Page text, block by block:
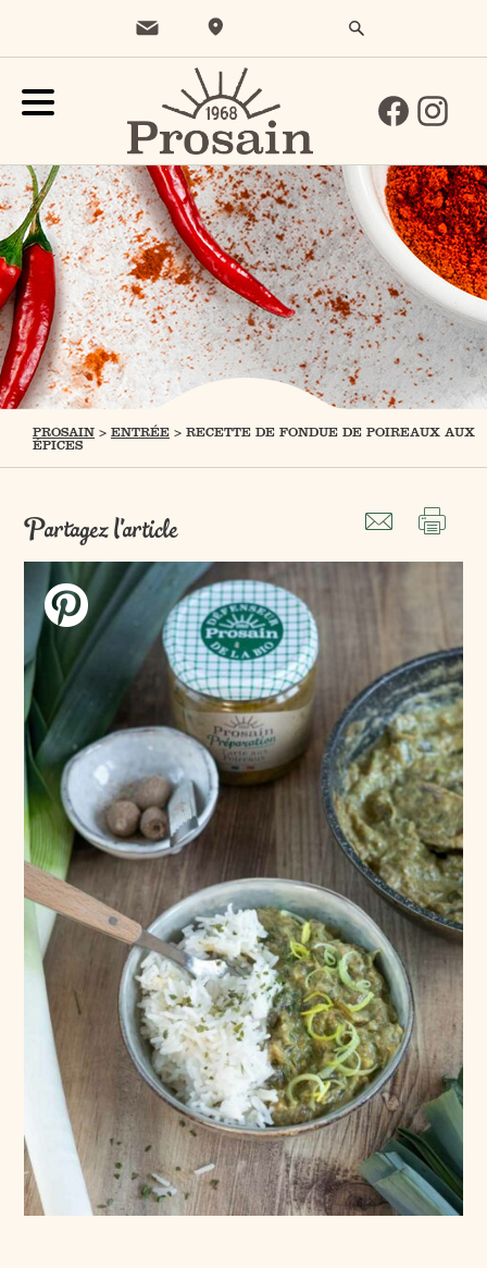
PROSAIN > ENTRÉE > RECETTE DE FONDUE DE POIREAUX AUX
ÉPICES
Partagez l'article